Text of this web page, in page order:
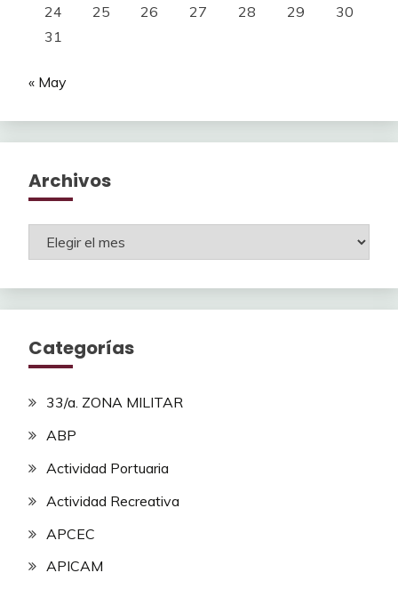
24
25 26 27 28 29
30
31
« May
Archivos
Archivos
Categorías
33/a. ZONA MILITAR
ABP
Actividad Portuaria
Actividad Recreativa
APCEC
APICAM